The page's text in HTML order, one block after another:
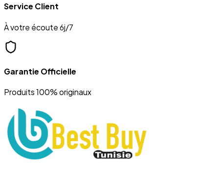
Service Client
À votre écoute 6j/7
Garantie Officielle
Produits 100% originaux